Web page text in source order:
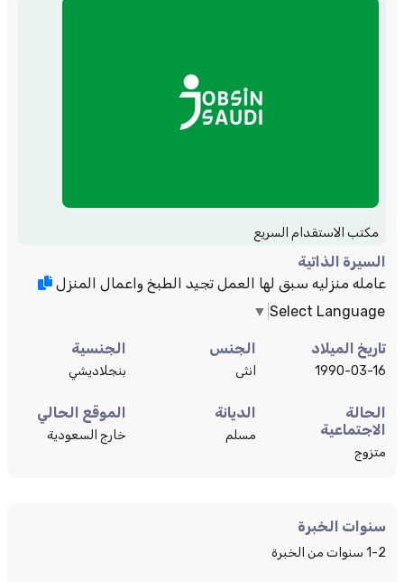
مكتب الاستقدام السريع
السيرة الذاتية
عامله منزليه سبق لها العمل تجيد الطبخ واعمال المنزل
Select Language
▼
تاريخ الميلاد
1990-03-16
الجنس
انثى
الجنسية
بنجلاديشي
الحالة
الاجتماعية
متزوج
الديانة
مسلم
الموقع الحالي
خارج السعودية
سنوات الخبرة
1-2 سنوات من الخبرة